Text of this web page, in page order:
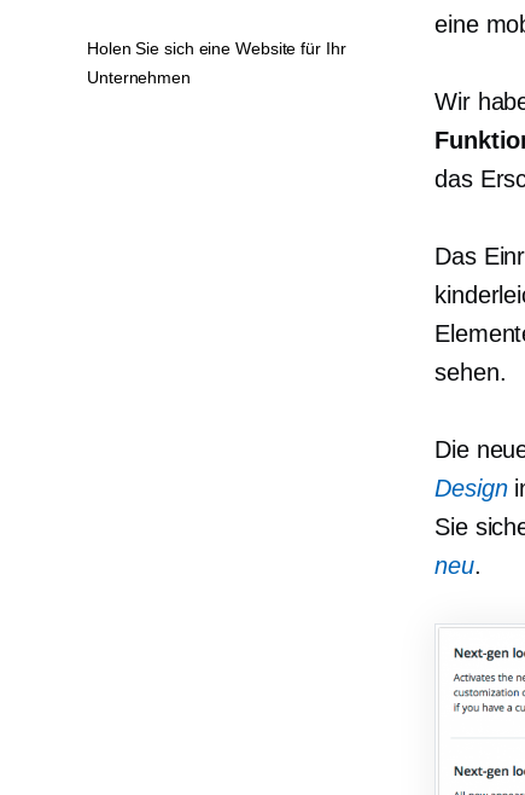
eine
Wir
das
Das
sehen.
Die
Design
Sie
neu.
Holen Sie sich eine Website für Ihr
Unternehmen